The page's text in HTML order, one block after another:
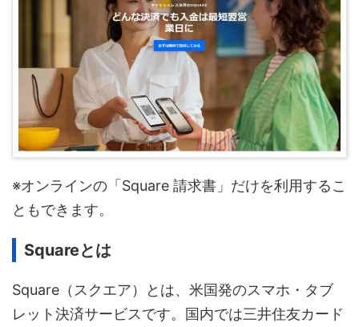
※オンラインの「Square 請求書」だけを利用するこ
ともできます。
Squareとは
Square（スクエア）とは、米国発のスマホ・タブ
レット決済サービスです。国内では三井住友カード